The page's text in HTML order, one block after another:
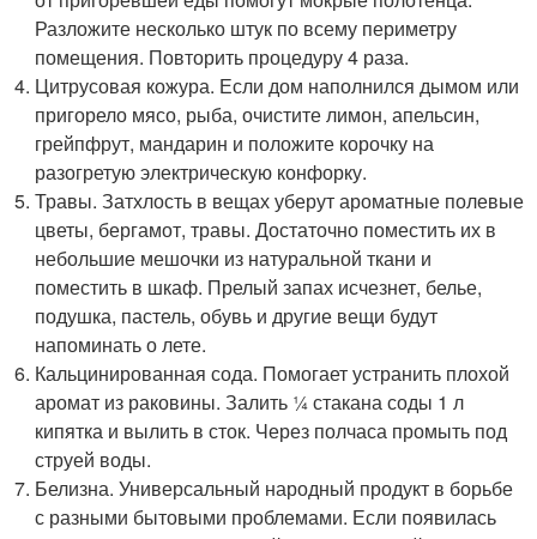
Разложите несколько штук по всему периметру
помещения. Повторить процедуру 4 раза.
Цитрусовая кожура. Если дом наполнился дымом или
пригорело мясо, рыба, очистите лимон, апельсин,
грейпфрут, мандарин и положите корочку на
разогретую электрическую конфорку.
Травы. Затхлость в вещах уберут ароматные полевые
цветы, бергамот, травы. Достаточно поместить их в
небольшие мешочки из натуральной ткани и
поместить в шкаф. Прелый запах исчезнет, белье,
подушка, пастель, обувь и другие вещи будут
напоминать о лете.
Кальцинированная сода. Помогает устранить плохой
аромат из раковины. Залить ¼ стакана соды 1 л
кипятка и вылить в сток. Через полчаса промыть под
струей воды.
Белизна. Универсальный народный продукт в борьбе
с разными бытовыми проблемами. Если появилась